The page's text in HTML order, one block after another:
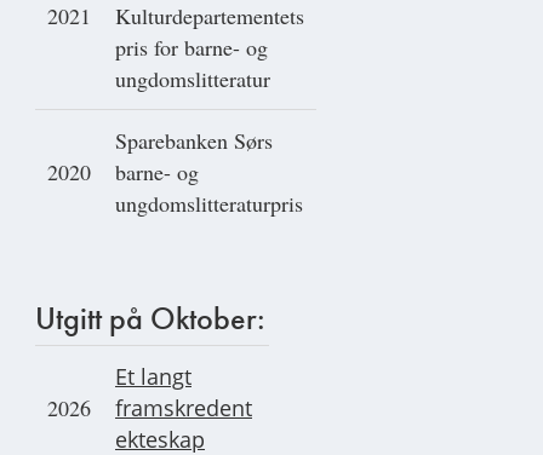
2021
Kulturdepartementets
pris for barne- og
ungdomslitteratur
2020
Sparebanken Sørs
barne- og
ungdomslitteraturpris
Utgitt på Oktober:
2026
Et langt
framskredent
ekteskap